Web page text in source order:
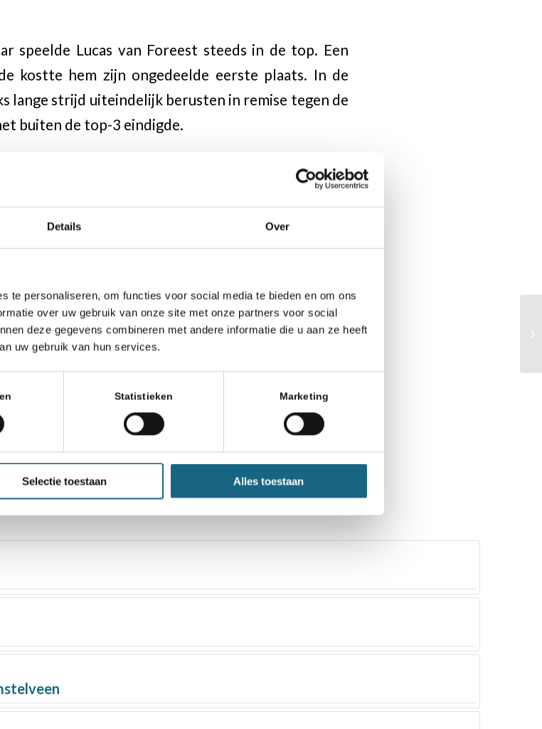
Details Over
te personaliseren, om functies voor social media te bieden en om ons
over uw gebruik van onze site met onze partners voor social
deze gegevens combineren met andere informatie die u aan ze heeft
uw gebruik van hun services.
Statistieken Marketing
Selectie toestaan Alles toestaan
speelde Lucas van Foreest steeds in de top. Een
kostte hem zijn ongedeelde eerste plaats. In de
lange strijd uiteindelijk berusten in remise tegen de
buiten de top-3 eindigde.
waren er zowel bij de jongens als bij de meisjes
Nederlandse delegatie bestond in totaal uit 18